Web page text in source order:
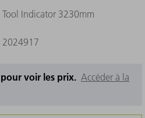
Tool Indicator 3230mm
2024917
voir les prix. Accéder à la